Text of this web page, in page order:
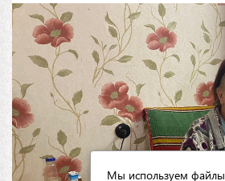
Мы используем файлы